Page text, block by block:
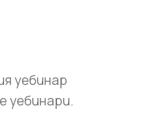
уебинар
уебинари.